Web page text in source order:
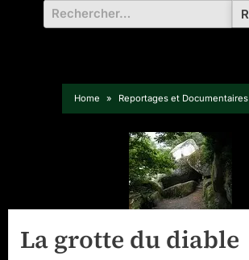
Rechercher :
Home Reportages et Documentaires
La grotte du diable